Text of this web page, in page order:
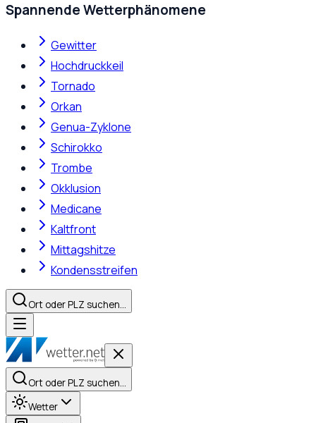
Spannende Wetterphänomene
Gewitter
Hochdruckkeil
Tornado
Orkan
Genua-Zyklone
Schirokko
Trombe
Okklusion
Medicane
Kaltfront
Mittagshitze
Kondensstreifen
Ort oder PLZ suchen…
Ort oder PLZ suchen…
Wetter